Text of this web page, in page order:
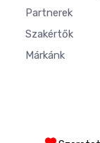
Partnerek
Szakértők
Márkánk